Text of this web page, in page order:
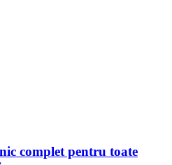
complet pentru toate